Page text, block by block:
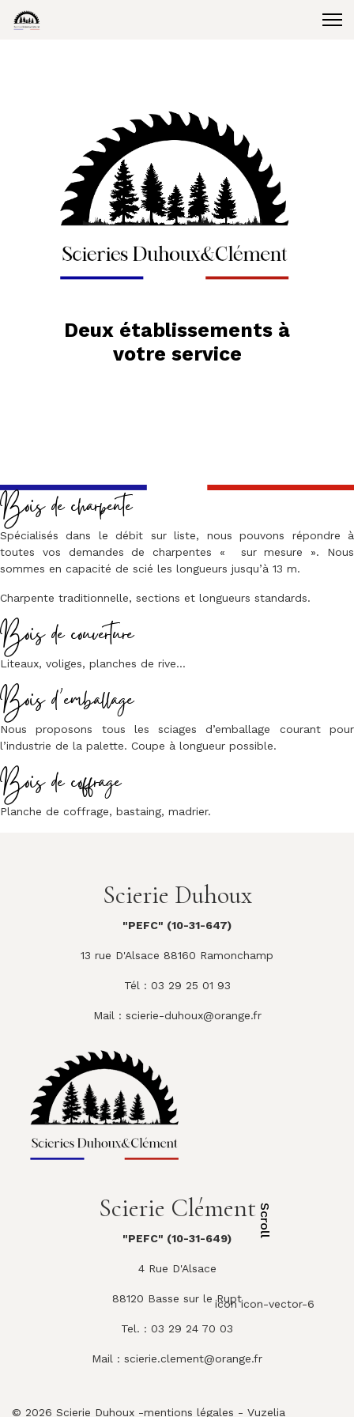
Deux établissements à
votre service
Scroll
icon icon-vector-6
Bois de charpente
Spécialisés dans le débit sur liste, nous pouvons répondre à
toutes vos demandes de charpentes « sur mesure ». Nous
sommes en capacité de scié les longueurs jusqu’à 13 m.
Charpente traditionnelle, sections et longueurs standards.
Bois de couverture
Liteaux, voliges, planches de rive…
Bois d’emballage
Nous proposons tous les sciages d’emballage courant pour
l’industrie de la palette. Coupe à longueur possible.
Bois de coffrage
Planche de coffrage, bastaing, madrier.
Scierie Duhoux
"PEFC" (10-31-647)
13 rue D'Alsace 88160 Ramonchamp
Tél : 03 29 25 01 93
Mail : scierie-duhoux@orange.fr
Scierie Clément
"PEFC" (10-31-649)
4 Rue D'Alsace
88120 Basse sur le Rupt
Tel. : 03 29 24 70 03
Mail : scierie.clement@orange.fr
© 2026 Scierie Duhoux -mentions légales - Vuzelia